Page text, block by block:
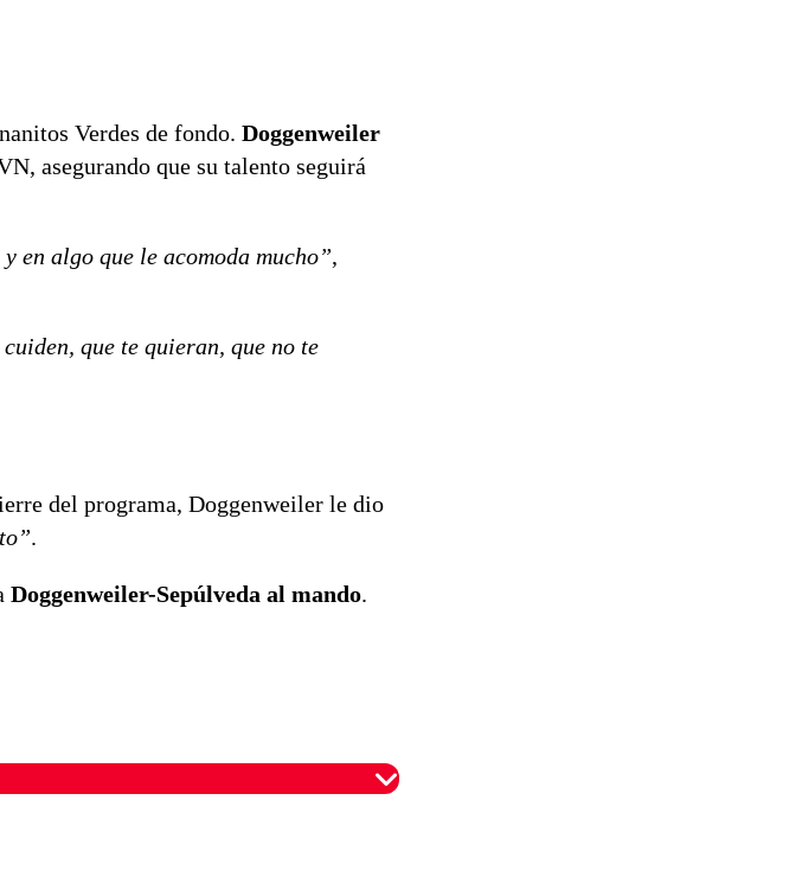
Verdes de fondo. Doggenweiler
asegurando que su talento seguirá
en algo que le acomoda mucho”,
cuiden, que te quieran, que no te
del programa, Doggenweiler le dio
.
Doggenweiler-Sepúlveda al mando.